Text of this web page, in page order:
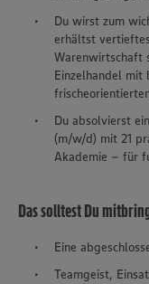
Du wirst zum
erhältst
Warenwirtschaft
Einzelhandel mit
Du absolvierst
(m/w/d) mit 21
Akademie – für
Das solltest Du
Eine
Teamgeist,